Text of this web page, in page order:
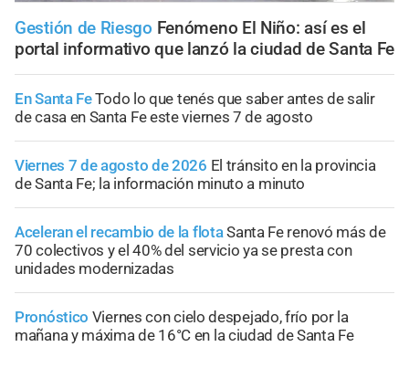
Gestión de Riesgo Fenómeno El Niño: así es el
portal informativo que lanzó la ciudad de Santa Fe
En Santa FeTodo lo que tenés que saber antes de salir
de casa en Santa Fe este viernes 7 de agosto
Viernes 7 de agosto de 2026 El tránsito en la provincia
de Santa Fe; la información minuto a minuto
Aceleran el recambio de la flotaSanta Fe renovó más de
70 colectivos y el 40% del servicio ya se presta con
unidades modernizadas
Pronóstico Viernes con cielo despejado, frío por la
mañana y máxima de 16°C en la ciudad de Santa Fe